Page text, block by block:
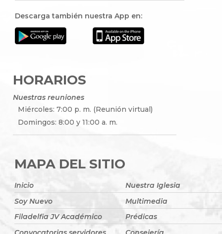
Descarga también nuestra App en:
HORARIOS
Nuestras reuniones
Miércoles: 7:00 p. m. (Reunión virtual)
Domingos: 8:00 y 11:00 a. m.
MAPA DEL SITIO
Inicio
Nuestra Iglesia
Soy Nuevo
Multimedia
Filadelfia JV Académico
Prédicas